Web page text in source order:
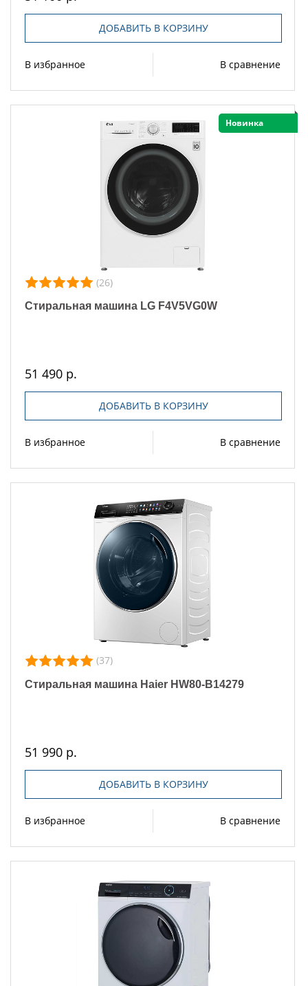
ДОБАВИТЬ В КОРЗИНУ
В избранное В сравнение
Новинка
(26)
Стиральная машина LG F4V5VG0W
51 490 р.
ДОБАВИТЬ В КОРЗИНУ
В избранное В сравнение
(37)
Стиральная машина Haier HW80-B14279
51 990 р.
ДОБАВИТЬ В КОРЗИНУ
В избранное В сравнение